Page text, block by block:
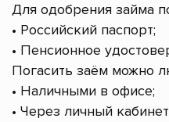
Для одобрения займа
• Российский паспорт;
• Пенсионное
Погасить заём можно
• Наличными в офисе;
• Через личный